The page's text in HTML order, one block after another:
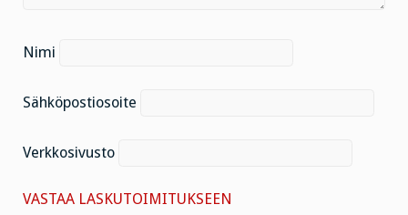
Nimi
Sähköpostiosoite
Verkkosivusto
VASTAA LASKUTOIMITUKSEEN